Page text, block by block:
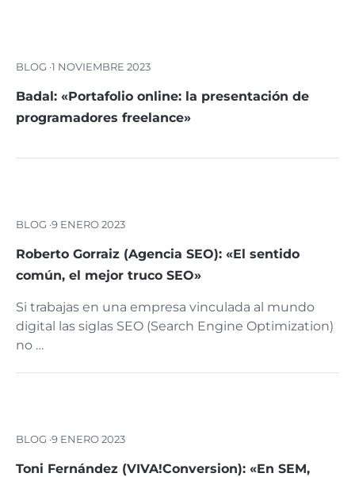
BLOG ·1 NOVIEMBRE 2023
Badal: «Portafolio online: la presentación de
programadores freelance»
BLOG ·9 ENERO 2023
Roberto Gorraiz (Agencia SEO): «El sentido
común, el mejor truco SEO»
Si trabajas en una empresa vinculada al mundo
digital las siglas SEO (Search Engine Optimization)
no …
BLOG ·9 ENERO 2023
Toni Fernández (VIVA!Conversion): «En SEM,